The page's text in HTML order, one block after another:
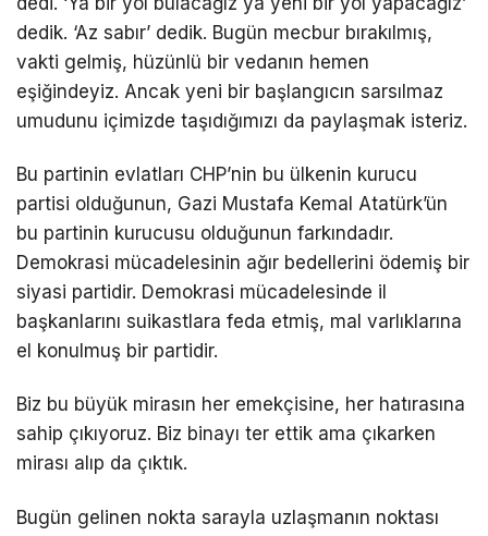
dedik. ‘Az sabır’ dedik. Bugün mecbur bırakılmış,
vakti gelmiş, hüzünlü bir vedanın hemen
eşiğindeyiz. Ancak yeni bir başlangıcın sarsılmaz
umudunu içimizde taşıdığımızı da paylaşmak isteriz.
Bu partinin evlatları CHP’nin bu ülkenin kurucu
partisi olduğunun, Gazi Mustafa Kemal Atatürk’ün
bu partinin kurucusu olduğunun farkındadır.
Demokrasi mücadelesinin ağır bedellerini ödemiş bir
siyasi partidir. Demokrasi mücadelesinde il
başkanlarını suikastlara feda etmiş, mal varlıklarına
el konulmuş bir partidir.
Biz bu büyük mirasın her emekçisine, her hatırasına
sahip çıkıyoruz. Biz binayı ter ettik ama çıkarken
mirası alıp da çıktık.
Bugün gelinen nokta sarayla uzlaşmanın noktası